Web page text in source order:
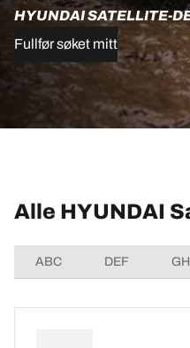
HYUNDAI SATELLITE-
Fullfør søket mitt
Alle HYUNDAI
ABC DEF